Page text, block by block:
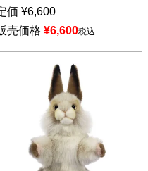
価 ¥6,600
売価格 ¥6,600税込